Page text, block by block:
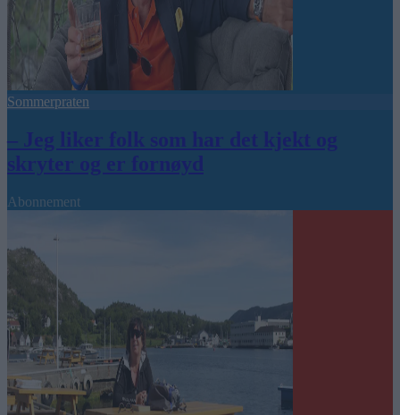
Sommerpraten
– Jeg liker folk som har det kjekt og
skryter og er fornøyd
Abonnement